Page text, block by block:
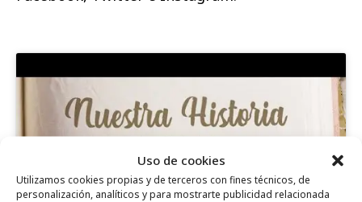
Uso de cookies
Utilizamos cookies propias y de terceros con fines técnicos, de
personalización, analíticos y para mostrarte publicidad relacionada
Haz clic para aceptar cookies de marketing
y permitir este contenido